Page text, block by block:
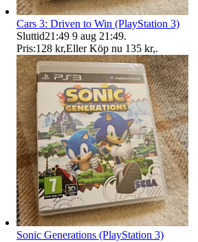
Cars 3: Driven to Win (PlayStation 3)
Sluttid21:49 9 aug 21:49.
Pris:128 kr,Eller Köp nu 135 kr,.
Sonic Generations (PlayStation 3)